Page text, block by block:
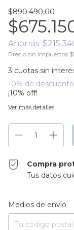
$890.490,00
Ahorrás:
Precio sin impuestos
3 cuotas sin
10% de descuento
¡10% off!
Ver más detalles
Compra
Tus datos
Entregas para el CP:
Medios de envío